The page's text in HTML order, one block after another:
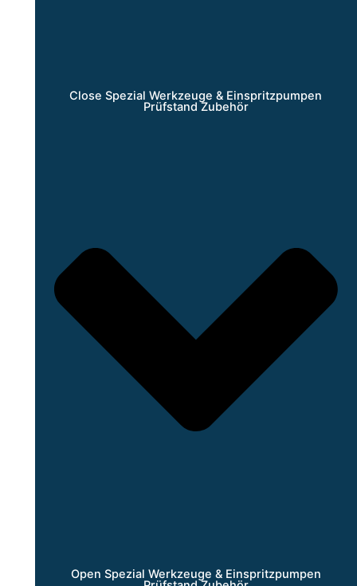
Close Spezial Werkzeuge & Einspritzpumpen
Prüfstand Zubehör
Open Spezial Werkzeuge & Einspritzpumpen